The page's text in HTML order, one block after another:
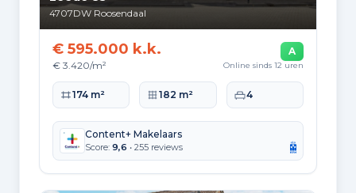
15.300
Middelbaar
21.230
Herkomst inwoners (2025)
Europa
8.305
4707DW Roosendaal
€ 595.000 k.k.
€ 3.420/m²
A
Online sinds 12 uren
Woonoppervlakte
174 m² Perceeloppervlakte
182 m² Slaapkamers
4
Content+ Makelaars
Score: 9,6 • 255 reviews